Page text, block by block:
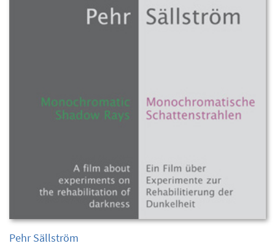
Pehr Sällström